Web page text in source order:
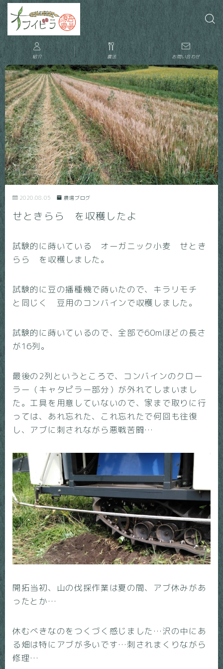
紹介 農法 お問い合わせ
2020.08.05 農場ブログ
せときらら を収穫したよ
試験的に蒔いている オーガニック小麦 せとき
らら を収穫しました。
試験的に豆の播種機で蒔いたので、キラリモチ
と同じく 豆用のコンバインで収穫しました。
試験的に蒔いているので、全部で60mほどの長さ
が16列。
最後の2列というところで、コンバインのクロー
ラー（キャタピラー部分）が外れてしまいまし
た。工具を用意していないので、家まで取りに行
っては、あれ忘れた、これ忘れたで何回も往復
し、アブに刺されながら悪戦苦闘…
開拓当初、山の伐採作業は夏の間、アブ休みがあ
ったとか…
休むべきなのをつくづく感じました…沢の中にあ
る畑は特にアブが多いです…刺されまくりながら
修理…